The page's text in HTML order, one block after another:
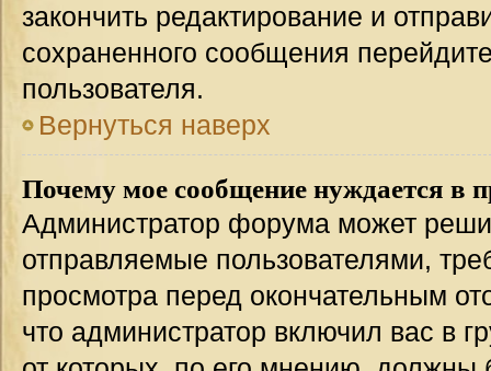
закончить редактирование и
сохраненного сообщения
пользователя.
Вернуться наверх
Почему мое сообщение нуждается в
Администратор форума может
отправляемые пользователями,
просмотра перед окончательным
что администратор включил вас в